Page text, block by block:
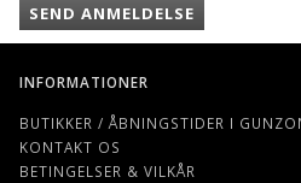
SEND ANMELDELSE
INFORMATIONER
BUTIKKER / ÅBNINGSTIDER I
KONTAKT OS
BETINGELSER & VILKÅR